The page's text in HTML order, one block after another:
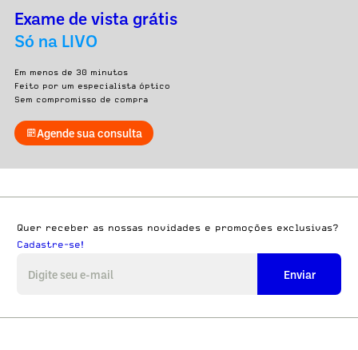
Exame de vista grátis
Só na LIVO
Em menos de 30 minutos
Feito por um especialista óptico
Sem compromisso de compra
Agende sua consulta
Quer receber as nossas novidades e promoções exclusivas?
Cadastre-se!
Enviar